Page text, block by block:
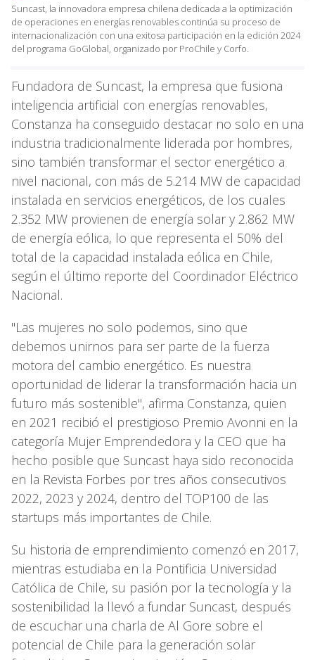
Suncast, la innovadora empresa chilena dedicada a la optimización
de operaciones en energías renovables continúa su proceso de
internacionalización con una exitosa participación en la edición 2024
del programa GoGlobal, organizado por ProChile y Corfo.
Fundadora de Suncast, la empresa que fusiona
inteligencia artificial con energías renovables,
Constanza ha conseguido destacar no solo en una
industria tradicionalmente liderada por hombres,
sino también transformar el sector energético a
nivel nacional, con más de 5.214 MW de capacidad
instalada en servicios energéticos, de los cuales
2.352 MW provienen de energía solar y 2.862 MW
de energía eólica, lo que representa el 50% del
total de la capacidad instalada eólica en Chile,
según el último reporte del Coordinador Eléctrico
Nacional.
"Las mujeres no solo podemos, sino que
debemos unirnos para ser parte de la fuerza
motora del cambio energético. Es nuestra
oportunidad de liderar la transformación hacia un
futuro más sostenible", afirma Constanza, quien
en 2021 recibió el prestigioso Premio Avonni en la
categoría Mujer Emprendedora y la CEO que ha
hecho posible que Suncast haya sido reconocida
en la Revista Forbes por tres años consecutivos
2022, 2023 y 2024, dentro del TOP100 de las
startups más importantes de Chile.
Su historia de emprendimiento comenzó en 2017,
mientras estudiaba en la Pontificia Universidad
Católica de Chile, su pasión por la tecnología y la
sostenibilidad la llevó a fundar Suncast, después
de escuchar una charla de Al Gore sobre el
potencial de Chile para la generación solar